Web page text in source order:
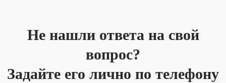
Не нашли ответа на свой
вопрос?
Задайте его лично по телефону